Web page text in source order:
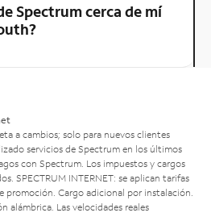
Spectrum cerca de mí
a cambios; solo para nuevos clientes
servicios de Spectrum en los últimos
con Spectrum. Los impuestos y cargos
SPECTRUM INTERNET: se aplican tarifas
promoción. Cargo adicional por instalación.
alámbrica. Las velocidades reales